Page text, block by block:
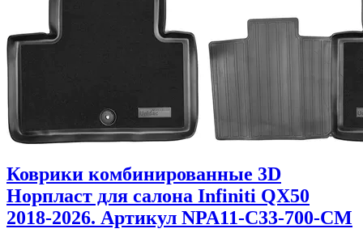
Коврики комбинированные 3D
Норпласт для салона Infiniti QX50
2018-2026. Артикул NPA11-C33-700-CM